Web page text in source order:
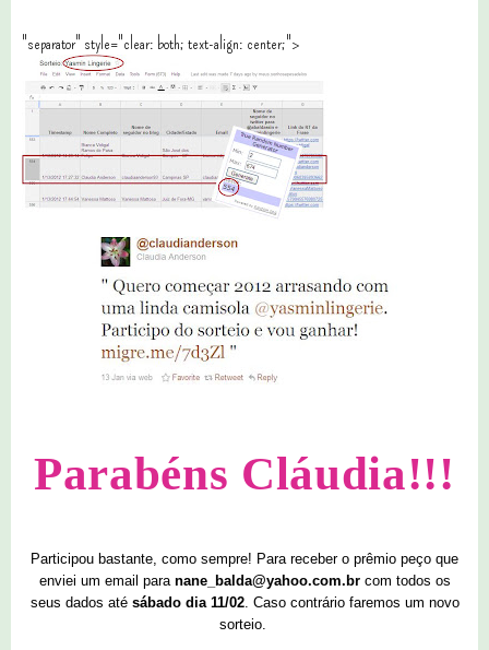
"separator" style="clear: both; text-align: center;">
Parabéns Cláudia!!!
Participou bastante, como sempre! Para receber o prêmio peço que
enviei um email para nane_balda@yahoo.com.brcom todos os
seus dados até sábado dia 11/02. Caso contrário faremos um novo
sorteio.